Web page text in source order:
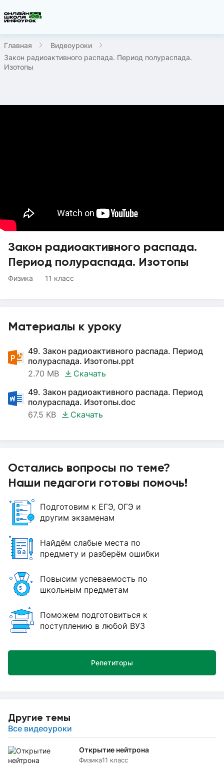
Главная
Видеоуроки
Закон радиоактивного распада. Период полураспада.
Изотопы
Другие темы
Все видеоуроки
Открытие нейтрона
Физика11 класс
Закон радиоактивного распада.
Период полураспада. Изотопы
Физика 11 класс
Материалы к уроку
49. Закон радиоактивного распада. Период
полураспада. Изотопы.ppt
2.70 MB
Скачать
49. Закон радиоактивного распада. Период
полураспада. Изотопы.doc
67.5 KB
Скачать
Остались вопросы по теме?
Наши педагоги готовы помочь!
Подготовим к ЕГЭ, ОГЭ и
другим экзаменам
Найдём слабые места по
предмету и разберём ошибки
Повысим успеваемость по
школьным предметам
Поможем подготовиться к
поступлению в любой ВУЗ
Репетиторы